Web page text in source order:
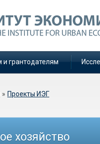
и грантодателям
» Проекты ИЭГ
хозяйство